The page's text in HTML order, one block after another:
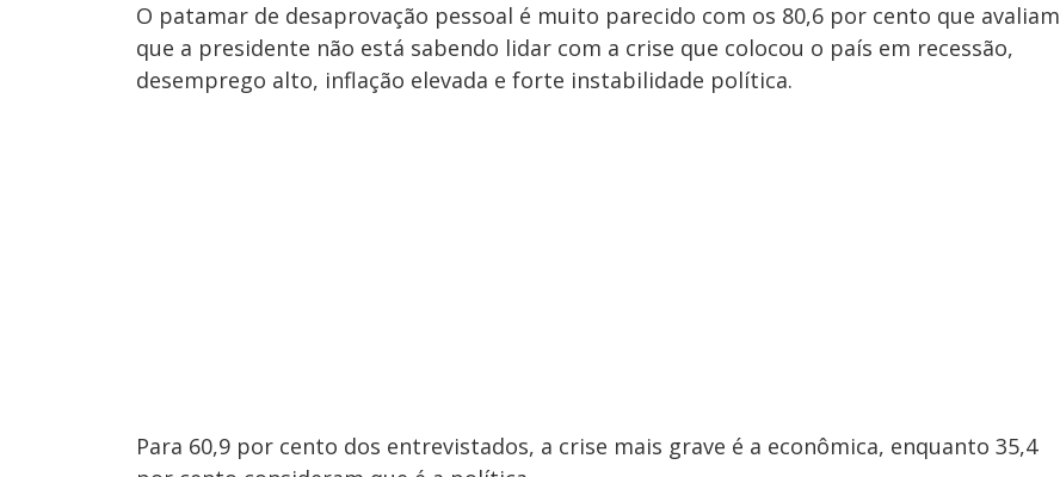
O patamar de desaprovação pessoal é muito parecido com os 80,6 por cento que avaliam
que a presidente não está sabendo lidar com a crise que colocou o país em recessão,
desemprego alto, inflação elevada e forte instabilidade política.
Para 60,9 por cento dos entrevistados, a crise mais grave é a econômica, enquanto 35,4